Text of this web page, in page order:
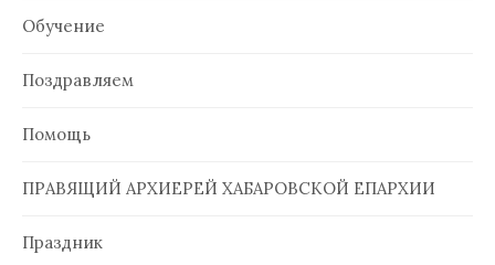
Обучение
Поздравляем
Помощь
ПРАВЯЩИЙ АРХИЕРЕЙ ХАБАРОВСКОЙ ЕПАРХИИ
Праздник